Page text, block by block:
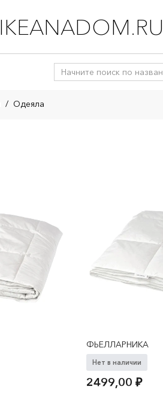
IKEANADOM.RU
/ Одеяла
ФЬЕЛЛАРНИКА
Нет в наличии
2499,00 ₽